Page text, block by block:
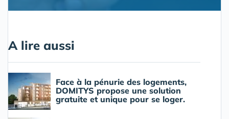
A lire aussi
Face à la pénurie des logements,
DOMITYS propose une solution
gratuite et unique pour se loger.